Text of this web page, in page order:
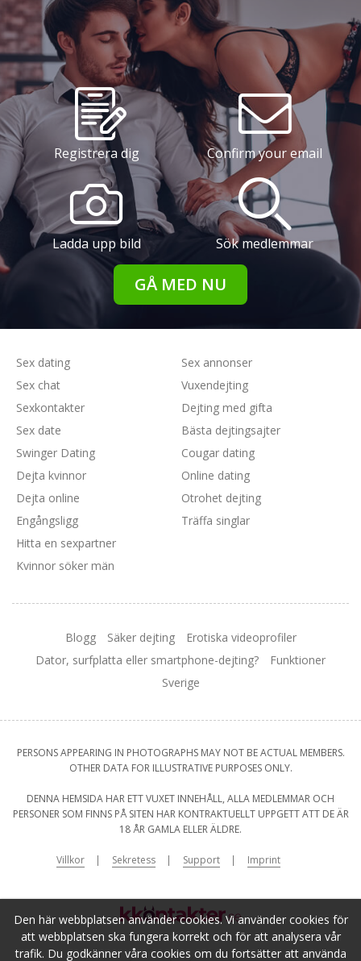
Registrera dig Confirm your email
Ladda upp bild Sök medlemmar
GÅ MED NU
Den här webbplatsen använder cookies. Vi använder cookies för
att webbplatsen ska fungera korrekt och för att analysera vår
trafik. Du godkänner våra cookies om du fortsätter att använda
Sex dating
Sex chat
Sexkontakter
Sex date
Swinger Dating
Sex annonser
Vuxendejting
Dejting med gifta
Bästa dejtingsajter
Cougar dating
Dejta kvinnor
Dejta online
Engångsligg
Hitta en sexpartner
Kvinnor söker män
Online dating
Otrohet dejting
Träffa singlar
Blogg Säker dejting
Erotiska videoprofiler
Dator, surfplatta eller smartphone-dejting?
Funktioner
Sverige
PERSONS APPEARING IN PHOTOGRAPHS MAY NOT BE ACTUAL MEMBERS.
OTHER DATA FOR ILLUSTRATIVE PURPOSES ONLY.
DENNA HEMSIDA HAR ETT VUXET INNEHÅLL, ALLA MEDLEMMAR OCH
PERSONER SOM FINNS PÅ SITEN HAR KONTRAKTUELLT UPPGETT ATT DE ÄR
18 ÅR GAMLA ELLER ÄLDRE.
Villkor Sekretess Support Imprint